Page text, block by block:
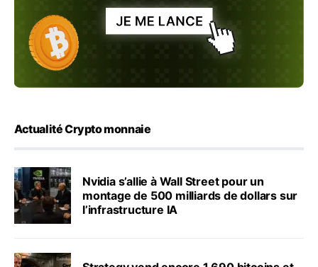
Actualité Crypto monnaie
Nvidia s’allie à Wall Street pour un
montage de 500 milliards de dollars sur
l’infrastructure IA